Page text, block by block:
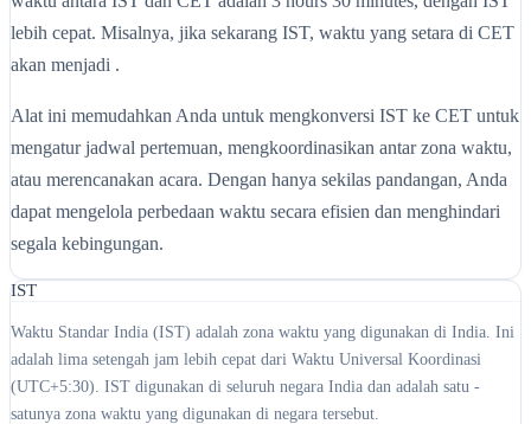
lebih cepat. Misalnya, jika sekarang IST, waktu yang setara di CET
akan menjadi .
Alat ini memudahkan Anda untuk mengkonversi IST ke CET untuk
mengatur jadwal pertemuan, mengkoordinasikan antar zona waktu,
atau merencanakan acara. Dengan hanya sekilas pandangan, Anda
dapat mengelola perbedaan waktu secara efisien dan menghindari
segala kebingungan.
IST
Waktu Standar India (IST) adalah zona waktu yang digunakan di India. Ini
adalah lima setengah jam lebih cepat dari Waktu Universal Koordinasi
(UTC+5:30). IST digunakan di seluruh negara India dan adalah satu -
satunya zona waktu yang digunakan di negara tersebut.